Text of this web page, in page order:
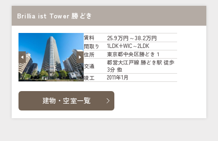
Brillia ist Tower 勝どき
賃料 25.9万円～38.2万円
間取り
1LDK+WIC～2LDK
住所
東京都中央区勝どき１
交通
都営大江戸線 勝どき駅 徒歩
3分 他
竣工
2011年1月
建物・空室一覧